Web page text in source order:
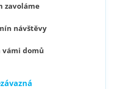
zavoláme
návštěvy
vámi domů